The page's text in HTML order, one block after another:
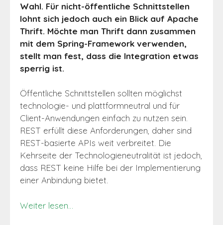
Wahl. Für nicht-öffentliche Schnittstellen
lohnt sich jedoch auch ein Blick auf Apache
Thrift. Möchte man Thrift dann zusammen
mit dem Spring-Framework verwenden,
stellt man fest, dass die Integration etwas
sperrig ist.
Öffentliche Schnittstellen sollten möglichst
technologie- und plattformneutral und für
Client-Anwendungen einfach zu nutzen sein.
REST erfüllt diese Anforderungen, daher sind
REST-basierte APIs weit verbreitet. Die
Kehrseite der Technologieneutralität ist jedoch,
dass REST keine Hilfe bei der Implementierung
einer Anbindung bietet.
Weiter lesen…